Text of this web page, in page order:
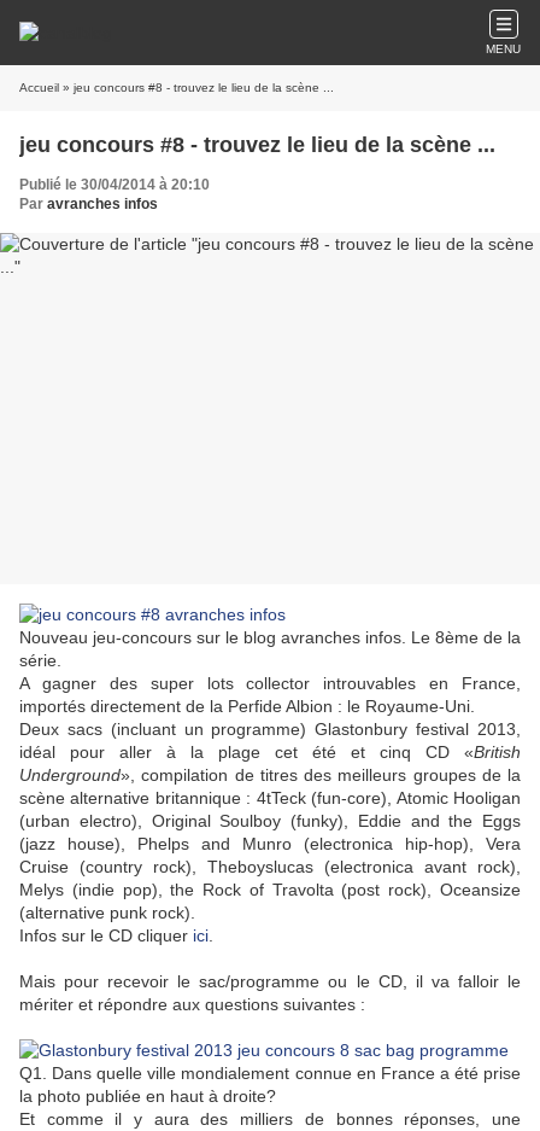
MENU
Accueil » jeu concours #8 - trouvez le lieu de la scène ...
jeu concours #8 - trouvez le lieu de la scène ...
Publié le 30/04/2014 à 20:10
Par avranches infos
Nouveau jeu-concours sur le blog avranches infos. Le 8ème de la
série.
A gagner des super lots collector introuvables en France,
importés directement de la Perfide Albion : le Royaume-Uni.
Deux sacs (incluant un programme) Glastonbury festival 2013,
idéal pour aller à la plage cet été et cinq CD «British
Underground», compilation de titres des meilleurs groupes de la
scène alternative britannique : 4tTeck (fun-core), Atomic Hooligan
(urban electro), Original Soulboy (funky), Eddie and the Eggs
(jazz house), Phelps and Munro (electronica hip-hop), Vera
Cruise (country rock), Theboyslucas (electronica avant rock),
Melys (indie pop), the Rock of Travolta (post rock), Oceansize
(alternative punk rock).
Infos sur le CD cliquer ici
Mais pour recevoir le sac/programme ou le CD, il va falloir le
mériter et répondre aux questions suivantes :
Q1. Dans quelle ville mondialement connue en France a été prise
la photo publiée en haut à droite?
Et comme il y aura des milliers de bonnes réponses, une